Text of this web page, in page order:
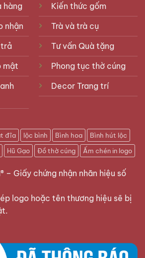
hàng
nhận
trả
mật
Kiến thức gốm
Trà và trà cụ
Tư vấn Quà tặng
Phong tục thờ cúng
Decor Trang trí
đĩa lộc bình Bình hoa
Bình hút lộc
Hũ Gạo Đồ thờ cúng Ấm chén in logo
– Giấy chứng nhận nhãn hiệu số
logo hoặc tên thương hiệu sẽ bị